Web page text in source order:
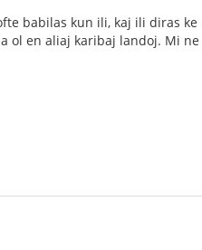
babilas kun ili, kaj ili diras
ol en aliaj karibaj landoj. Mi